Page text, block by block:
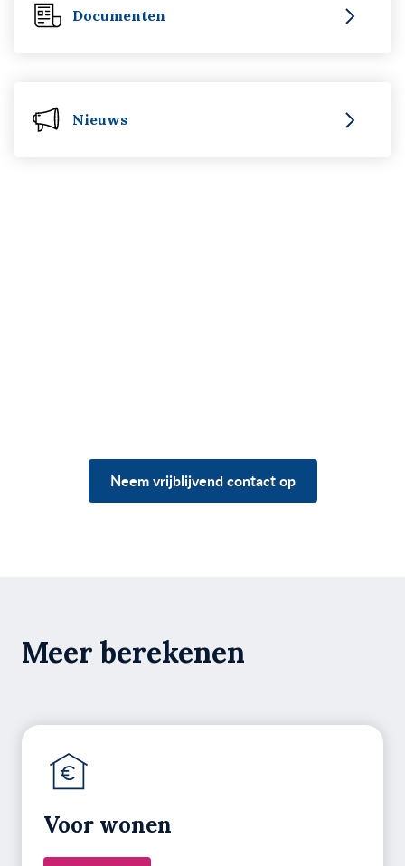
Documenten
Nieuws
Neem vrijblijvend contact op
Meer berekenen
Voor wonen